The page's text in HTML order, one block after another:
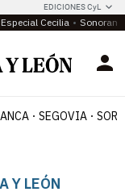
EDICIONES CyL
Especial Cecilia
SEGOVIA
Y LEÓN